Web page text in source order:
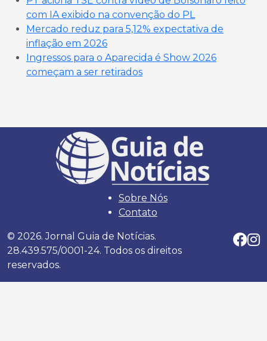
com IA exibido na convenção do PL
Mercado reduz para 5,12% expectativa de
inflação em 2026
Ingressos para o Aparecida é Show 2026
começam a ser retirados
Sobre Nós
Contato
© 2026. Jornal Guia de Notícias.
28.439.575/0001-24. Todos os direitos
reservados.